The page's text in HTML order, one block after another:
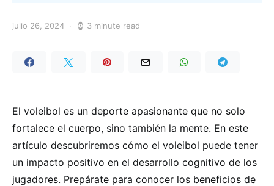
julio 26, 2024 3 minute read
El voleibol es un deporte apasionante que no solo
fortalece el cuerpo, sino también la mente. En este
artículo descubriremos cómo el voleibol puede tener
un impacto positivo en el desarrollo cognitivo de los
jugadores. Prepárate para conocer los beneficios de